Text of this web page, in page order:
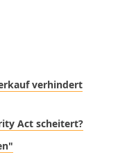
verhindert
Act scheitert?